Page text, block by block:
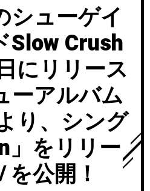
シューゲイ
Slow Crush
にリリース
ーアルバム
り、シング
」をリリー
公開！